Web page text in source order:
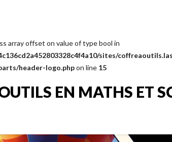
array offset on value of type bool in
sites/
header-logo.phpon line 15
EN MATHS ET